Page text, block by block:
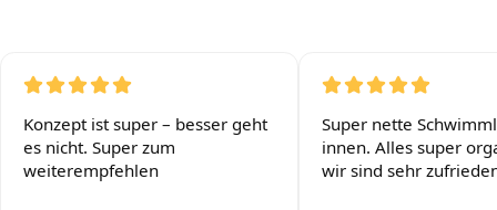
Konzept ist super – besser geht
es nicht. Super zum
weiterempfehlen
Super nette
innen. Alles super
wir sind sehr